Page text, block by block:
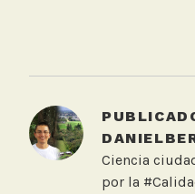
e
d
Ciencia
por la